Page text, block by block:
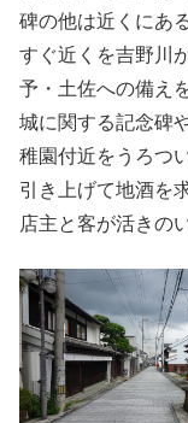
碑の他は近くにあ
すぐ近くを吉野川
予・土佐への備え
城に関する記念碑
稚園付近をうろつ
引き上げて地酒を
店主と客が活きの